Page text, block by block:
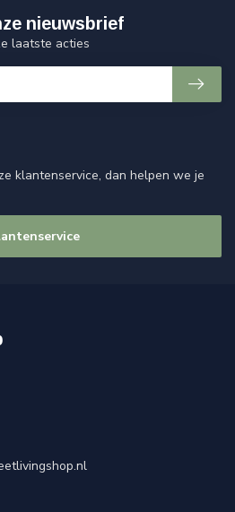
klantenservice, dan helpen we je
nieuwsbrief
laatste acties